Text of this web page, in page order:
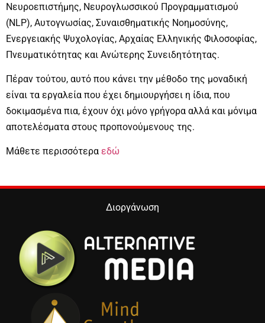
Νευροεπιστήμης, Νευρογλωσσικού Προγραμματισμού
(NLP), Αυτογνωσίας, Συναισθηματικής Νοημοσύνης,
Ενεργειακής Ψυχολογίας, Αρχαίας Ελληνικής Φιλοσοφίας,
Πνευματικότητας και Ανώτερης Συνειδητότητας.
Πέραν τούτου, αυτό που κάνει την μέθοδο της μοναδική
είναι τα εργαλεία που έχει δημιουργήσει η ίδια, που
δοκιμασμένα πια, έχουν όχι μόνο γρήγορα αλλά και μόνιμα
αποτελέσματα στους προπονούμενους της.
Μάθετε περισσότερα εδώ
Διοργάνωση